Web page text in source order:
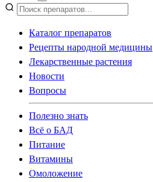
Каталог препаратов
Рецепты народной медицины
Лекарственные растения
Новости
Вопросы
Полезно знать
Всё о БАД
Питание
Витамины
Омоложение